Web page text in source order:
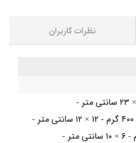
نظرات کاربران